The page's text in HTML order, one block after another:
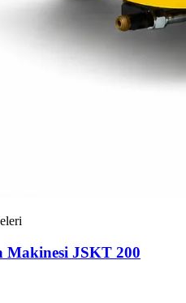
Makinesi JSKT 200